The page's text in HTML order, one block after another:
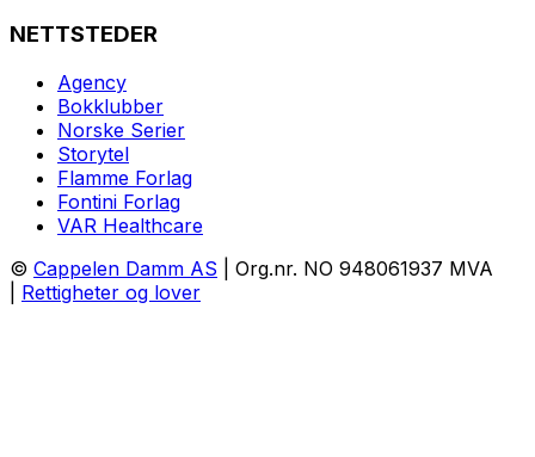
NETTSTEDER
Agency
Bokklubber
Norske Serier
Storytel
Flamme Forlag
Fontini Forlag
VAR Healthcare
© Cappelen Damm AS | Org.nr. NO 948061937 MVA
Rettigheter og lover